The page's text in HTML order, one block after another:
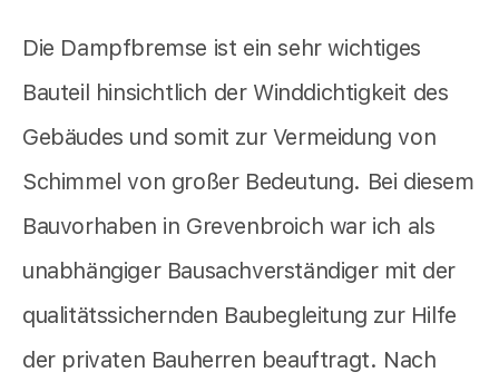
Die Dampfbremse ist ein sehr wichtiges
Bauteil hinsichtlich der Winddichtigkeit des
Gebäudes und somit zur Vermeidung von
Schimmel von großer Bedeutung. Bei diesem
Bauvorhaben in Grevenbroich war ich als
unabhängiger Bausachverständiger mit der
qualitätssichernden Baubegleitung zur Hilfe
der privaten Bauherren beauftragt. Nach